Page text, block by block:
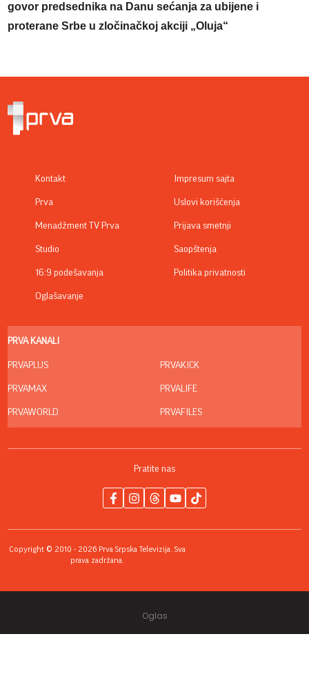
govor predsednika na Danu sećanja za ubijene i
proterane Srbe u zločinačkoj akciji „Oluja“
Kontakt
Prva
Menadžment TV Prva
Studio
16:9 podešavanja
Oglašavanje
Impresum sajta
Uslovi korišćenja
Prijava smetnji
Saopštenja
Politika privatnosti
PRVA KANALI
PRVAPLUS
PRVAMAX
PRVAWORLD
PRVAKICK
PRVALIFE
PRVAFILES
Pratite nas
Copyright © 2010 - 2026 Prva Srpska Televizija. Sva
prava zadržana.